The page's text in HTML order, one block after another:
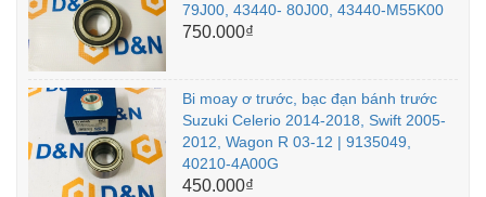
79J00, 43440- 80J00, 43440-M55K00
750.000₫
Bi moay ơ trước, bạc đạn bánh trước
Suzuki Celerio 2014-2018, Swift 2005-
2012, Wagon R 03-12 | 9135049,
40210-4A00G
450.000₫